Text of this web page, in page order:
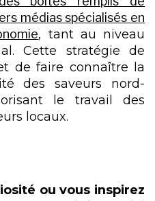
médias spécialisés en
, tant au niveau
Cette stratégie de
de faire connaître la
des saveurs nord-
le travail des
locaux.
ou vous inspirez